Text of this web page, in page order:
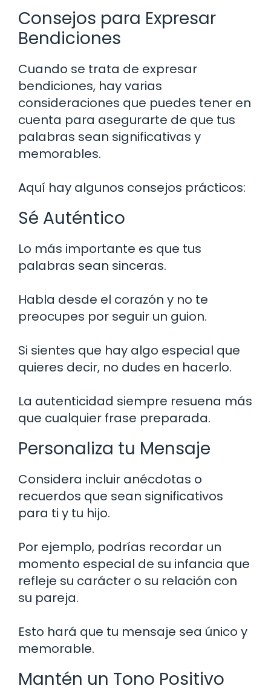
Consejos para Expresar
Bendiciones
Cuando se trata de expresar
bendiciones, hay varias
consideraciones que puedes tener en
cuenta para asegurarte de que tus
palabras sean significativas y
memorables.
Aquí hay algunos consejos prácticos:
Sé Auténtico
Lo más importante es que tus
palabras sean sinceras.
Habla desde el corazón y no te
preocupes por seguir un guion.
Si sientes que hay algo especial que
quieres decir, no dudes en hacerlo.
La autenticidad siempre resuena más
que cualquier frase preparada.
Personaliza tu Mensaje
Considera incluir anécdotas o
recuerdos que sean significativos
para ti y tu hijo.
Por ejemplo, podrías recordar un
momento especial de su infancia que
refleje su carácter o su relación con
su pareja.
Esto hará que tu mensaje sea único y
memorable.
Mantén un Tono Positivo